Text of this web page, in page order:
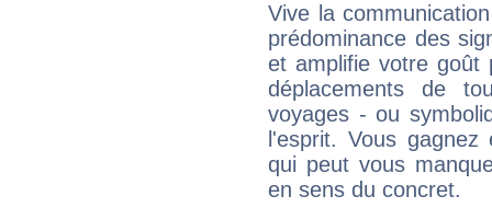
Vive la
prédominance des
et amplifie votre goût
déplacements de
voyages - ou
l'esprit. Vous
qui peut vous
en sens du concret.